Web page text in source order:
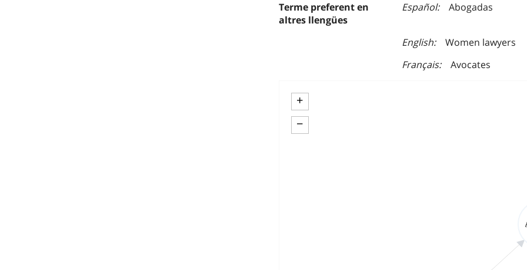
Terme preferent en
altres llengües
Español Abogadas
English
Women lawyers
Français
Avocates
+
−